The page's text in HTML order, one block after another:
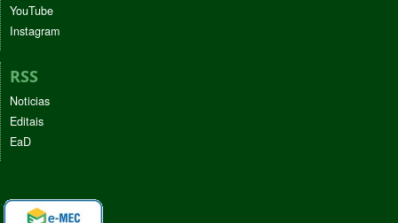
YouTube
Instagram
RSS
Noticias
Editais
EaD